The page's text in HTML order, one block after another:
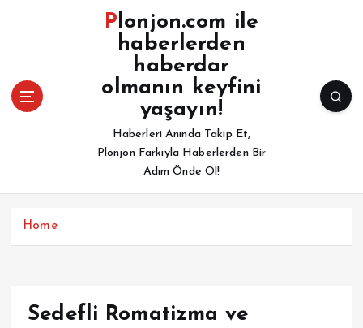
a
Plonjon.com ile
haberlerden
haberdar
olmanın keyfini
yaşayın!
Haberleri Anında Takip Et,
Plonjon Farkıyla Haberlerden Bir
Adım Önde Ol!
Home
Sedefli Romatizma ve